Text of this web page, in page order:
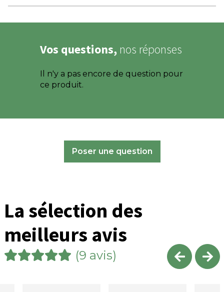
Vos questions, nos réponses
Il n'y a pas encore de question pour
ce produit.
Poser une question
La sélection des
meilleurs avis
(9 avis)